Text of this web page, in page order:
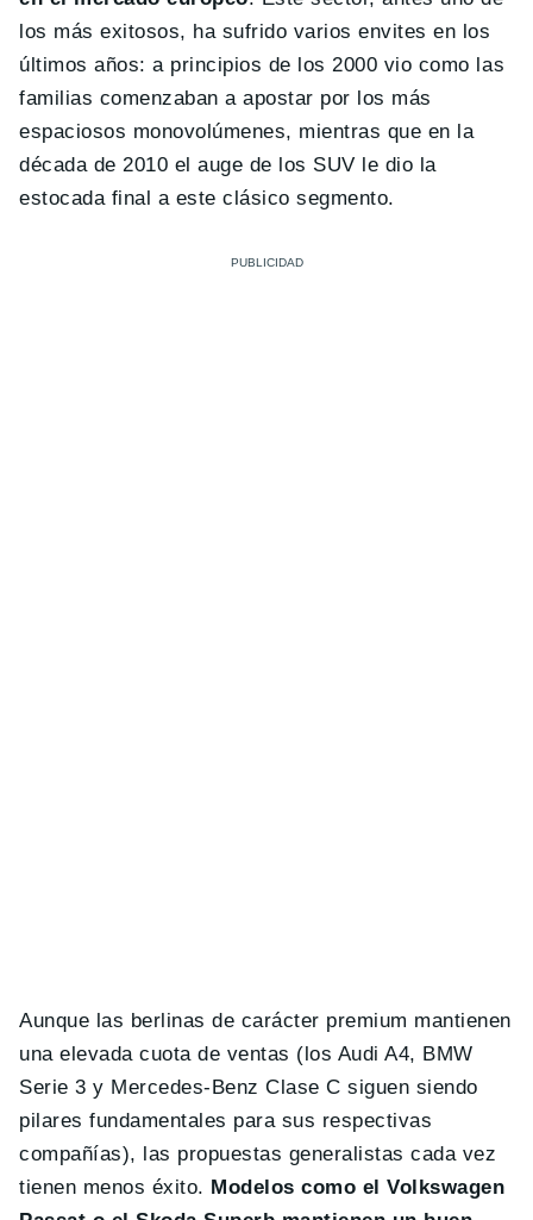
los más exitosos, ha sufrido varios envites en los
últimos años: a principios de los 2000 vio como las
familias comenzaban a apostar por los más
espaciosos monovolúmenes, mientras que en la
década de 2010 el auge de los SUV le dio la
estocada final a este clásico segmento.
Aunque las berlinas de carácter premium mantienen
una elevada cuota de ventas (los Audi A4, BMW
Serie 3 y Mercedes-Benz Clase C siguen siendo
pilares fundamentales para sus respectivas
compañías), las propuestas generalistas cada vez
tienen menos éxito. Modelos como el Volkswagen